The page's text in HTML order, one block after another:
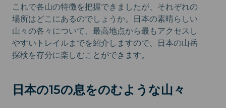
これで各山の特徴を把握できましたが、それぞれの
場所はどこにあるのでしょうか。日本の素晴らしい
山々の各々について、最高地点から最もアクセスし
やすいトレイルまでを紹介しますので、日本の山岳
探検を存分に楽しむことができます。
日本の15の息をのむような山々